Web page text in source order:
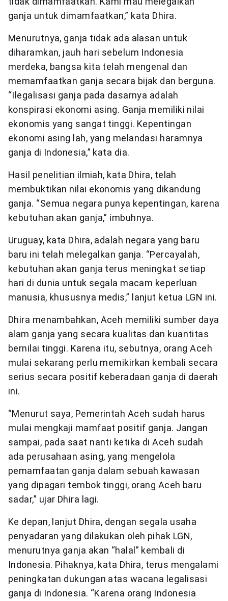
ganja untuk dimamfaatkan,” kata Dhira.
Menurutnya, ganja tidak ada alasan untuk
diharamkan, jauh hari sebelum Indonesia
merdeka, bangsa kita telah mengenal dan
memamfaatkan ganja secara bijak dan berguna.
“Ilegalisasi ganja pada dasarnya adalah
konspirasi ekonomi asing. Ganja memiliki nilai
ekonomis yang sangat tinggi. Kepentingan
ekonomi asing lah, yang melandasi haramnya
ganja di Indonesia,” kata dia.
Hasil penelitian ilmiah, kata Dhira, telah
membuktikan nilai ekonomis yang dikandung
ganja. “Semua negara punya kepentingan, karena
kebutuhan akan ganja,” imbuhnya.
Uruguay, kata Dhira, adalah negara yang baru
baru ini telah melegalkan ganja. “Percayalah,
kebutuhan akan ganja terus meningkat setiap
hari di dunia untuk segala macam keperluan
manusia, khususnya medis,” lanjut ketua LGN ini.
Dhira menambahkan, Aceh memiliki sumber daya
alam ganja yang secara kualitas dan kuantitas
bernilai tinggi. Karena itu, sebutnya, orang Aceh
mulai sekarang perlu memikirkan kembali secara
serius secara positif keberadaan ganja di daerah
ini.
“Menurut saya, Pemerintah Aceh sudah harus
mulai mengkaji mamfaat positif ganja. Jangan
sampai, pada saat nanti ketika di Aceh sudah
ada perusahaan asing, yang mengelola
pemamfaatan ganja dalam sebuah kawasan
yang dipagari tembok tinggi, orang Aceh baru
sadar,” ujar Dhira lagi.
Ke depan, lanjut Dhira, dengan segala usaha
penyadaran yang dilakukan oleh pihak LGN,
menurutnya ganja akan “halal” kembali di
Indonesia. Pihaknya, kata Dhira, terus mengalami
peningkatan dukungan atas wacana legalisasi
ganja di Indonesia. “Karena orang Indonesia